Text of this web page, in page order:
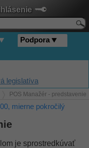
Podpora
legislatíva
POS Manažér - predstavenie
mierne pokročilý
je sprostredkúvať